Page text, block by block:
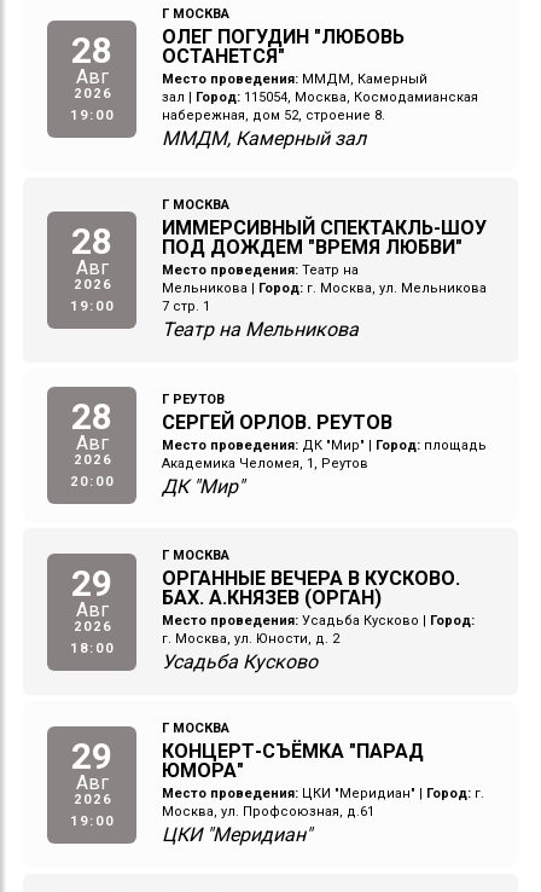
28
Авг
2026
19:00
Г МОСКВА
ОЛЕГ ПОГУДИН "ЛЮБОВЬ
ОСТАНЕТСЯ"
Место проведения: ММДМ, Камерный
зал
Город: 115054, Москва, Космодамианская
набережная, дом 52, строение 8.
ММДМ, Камерный зал
28
Авг
2026
19:00
Г МОСКВА
ИММЕРСИВНЫЙ СПЕКТАКЛЬ-ШОУ
ПОД ДОЖДЕМ "ВРЕМЯ ЛЮБВИ"
Место проведения: Театр на
Мельникова
Город: г. Москва, ул. Мельникова
7 стр. 1
Театр на Мельникова
28
Авг
2026
20:00
Г РЕУТОВ
СЕРГЕЙ ОРЛОВ. РЕУТОВ
Место проведения: ДК "Мир" | Город: площадь
Академика Челомея, 1, Реутов
ДК "Мир"
29
Авг
2026
18:00
Г МОСКВА
ОРГАННЫЕ ВЕЧЕРА В КУСКОВО.
БАХ. А.КНЯЗЕВ (ОРГАН)
Место проведения: Усадьба Кусково
Город:
г. Москва, ул. Юности, д. 2
Усадьба Кусково
29
Авг
2026
19:00
Г МОСКВА
КОНЦЕРТ-СЪЁМКА "ПАРАД
ЮМОРА"
Место проведения: ЦКИ "Меридиан" Город: г.
Москва, ул. Профсоюзная, д.61
ЦКИ "Меридиан"